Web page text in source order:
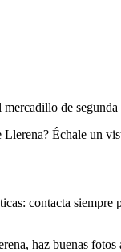
de
Échale un
contacta
haz buenas